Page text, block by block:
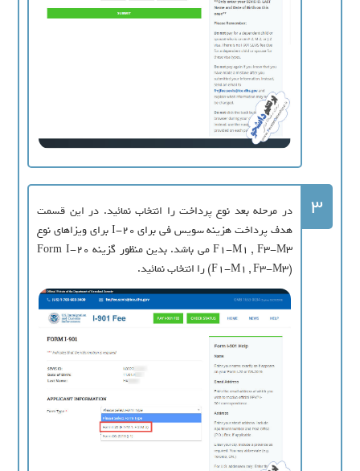
3
در مرحله بعد نوع پرداخت را انتخاب نمائید. در این قسمت
هدف پرداخت هزینه سویس فی برای I-20 برای ویزاهای نوع
F1-M1 , F3-M3 می باشد. بدین منظور گزینه Form I-20
(F1-M1 , F3-M3) را انتخاب نمائید.